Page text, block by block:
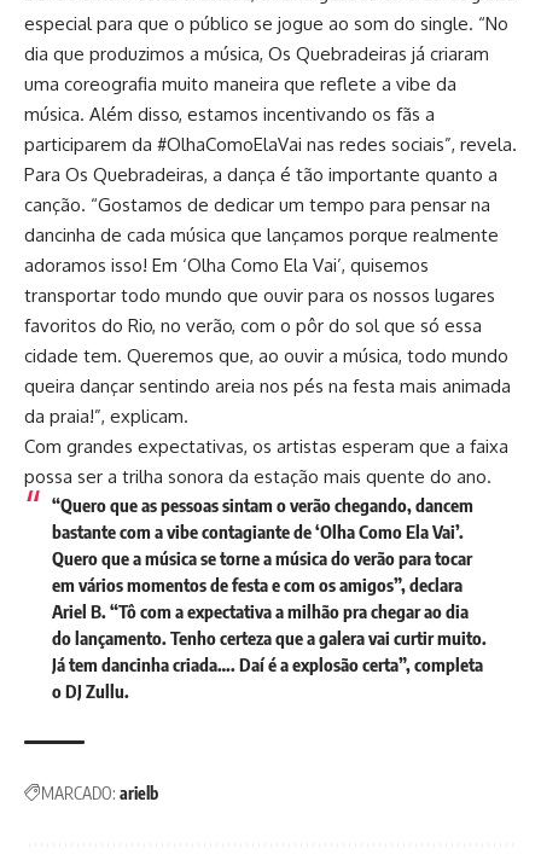
especial para que o público se jogue ao som do single. “No
dia que produzimos a música, Os Quebradeiras já criaram
uma coreografia muito maneira que reflete a vibe da
música. Além disso, estamos incentivando os fãs a
participarem da #OlhaComoElaVai nas redes sociais”, revela.
Para Os Quebradeiras, a dança é tão importante quanto a
canção. “Gostamos de dedicar um tempo para pensar na
dancinha de cada música que lançamos porque realmente
adoramos isso! Em ‘Olha Como Ela Vai’, quisemos
transportar todo mundo que ouvir para os nossos lugares
favoritos do Rio, no verão, com o pôr do sol que só essa
cidade tem. Queremos que, ao ouvir a música, todo mundo
queira dançar sentindo areia nos pés na festa mais animada
da praia!”, explicam.
Com grandes expectativas, os artistas esperam que a faixa
possa ser a trilha sonora da estação mais quente do ano.
“Quero que as pessoas sintam o verão chegando, dancem
bastante com a vibe contagiante de ‘Olha Como Ela Vai’.
Quero que a música se torne a música do verão para tocar
em vários momentos de festa e com os amigos”, declara
Ariel B. “Tô com a expectativa a milhão pra chegar ao dia
do lançamento. Tenho certeza que a galera vai curtir muito.
Já tem dancinha criada…. Daí é a explosão certa”, completa
o DJ Zullu.
MARCADO: arielb